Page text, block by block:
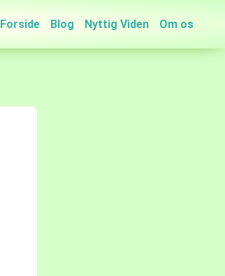
Forside Blog Nyttig Viden Om os